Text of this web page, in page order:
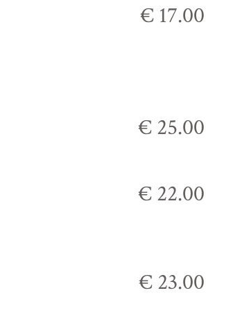
€ 17.00
€ 25.00
€ 22.00
€ 23.00